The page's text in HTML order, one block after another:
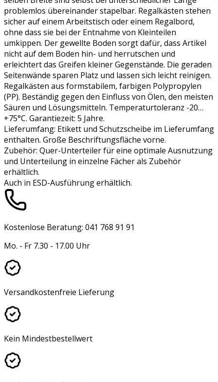
problemlos übereinander stapelbar. Regalkästen stehen
sicher auf einem Arbeitstisch oder einem Regalbord,
ohne dass sie bei der Entnahme von Kleinteilen
umkippen. Der gewellte Boden sorgt dafür, dass Artikel
nicht auf dem Boden hin- und herrutschen und
erleichtert das Greifen kleiner Gegenstände. Die geraden
Seitenwände sparen Platz und lassen sich leicht reinigen.
Regalkästen aus formstabilem, farbigen Polypropylen
(PP). Beständig gegen den Einfluss von Ölen, den meisten
Säuren und Lösungsmitteln. Temperaturtoleranz -20…
+75°C. Garantiezeit: 5 Jahre.
Lieferumfang: Etikett und Schutzscheibe im Lieferumfang
enthalten. Große Beschriftungsfläche vorne.
Zubehör: Quer-Unterteiler für eine optimale Ausnutzung
und Unterteilung in einzelne Fächer als Zubehör
erhältlich.
Auch in ESD-Ausführung erhältlich.
Kostenlose Beratung: 041 768 91 91
Mo. - Fr 7.30 - 17.00 Uhr
Versandkostenfreie Lieferung
Kein Mindestbestellwert